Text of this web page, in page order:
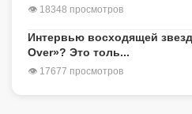
👁 18348 просмотров
Интервью восходящей
Over»? Это толь...
👁 17677 просмотров